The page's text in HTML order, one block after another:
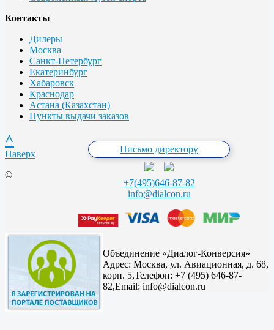
Контакты
Дилеры
Москва
Санкт-Петербург
Екатеринбург
Хабаровск
Краснодар
Астана (Казахстан)
Пункты выдачи заказов
Письмо директору
+7(495)646-87-82
info@dialcon.ru
^
Наверх
©
Объединение «Диалог-Конверсия»
Адрес: Москва, ул. Авиационная, д. 68,
корп. 5,Телефон: +7 (495) 646-87-
82,Email: info@dialcon.ru